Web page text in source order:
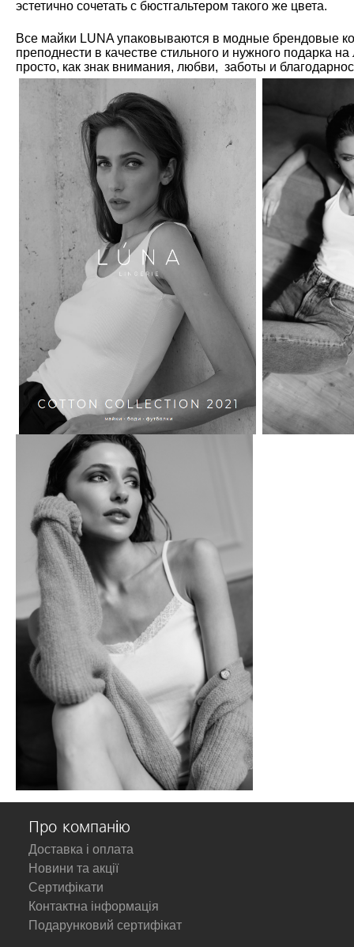
эстетично сочетать с бюстгальтером такого же цвета.
Все майки LUNA упаковываются в модные брендовые
преподнести в качестве стильного и нужного подарка
просто, как знак внимания, любви, заботы и
Про компанію
Доставка і оплата
Новини та акції
Сертифікати
Контактна інформація
Подарунковий сертифікат